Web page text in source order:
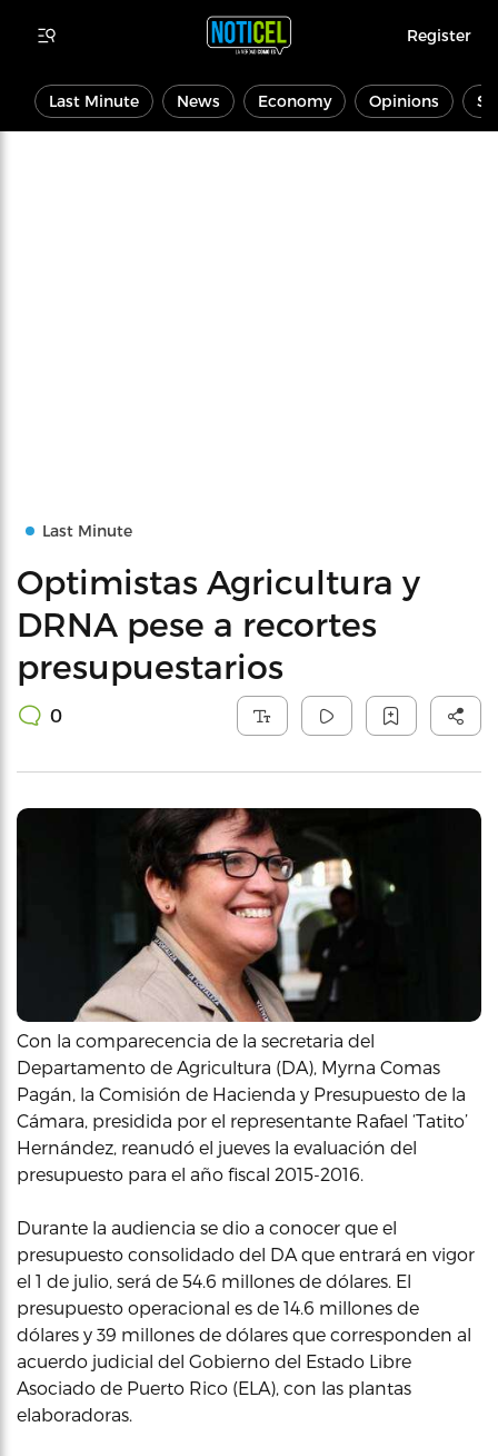
Register
Last Minute News Economy Opinions
Last Minute
Optimistas Agricultura y
DRNA pese a recortes
presupuestarios
0
Con la comparecencia de la secretaria del
Departamento de Agricultura (DA), Myrna Comas
Pagán, la Comisión de Hacienda y Presupuesto de la
Cámara, presidida por el representante Rafael ‘Tatito’
Hernández, reanudó el jueves la evaluación del
presupuesto para el año fiscal 2015-2016.
Durante la audiencia se dio a conocer que el
presupuesto consolidado del DA que entrará en vigor
el 1 de julio, será de 54.6 millones de dólares. El
presupuesto operacional es de 14.6 millones de
dólares y 39 millones de dólares que corresponden al
acuerdo judicial del Gobierno del Estado Libre
Asociado de Puerto Rico (ELA), con las plantas
elaboradoras.